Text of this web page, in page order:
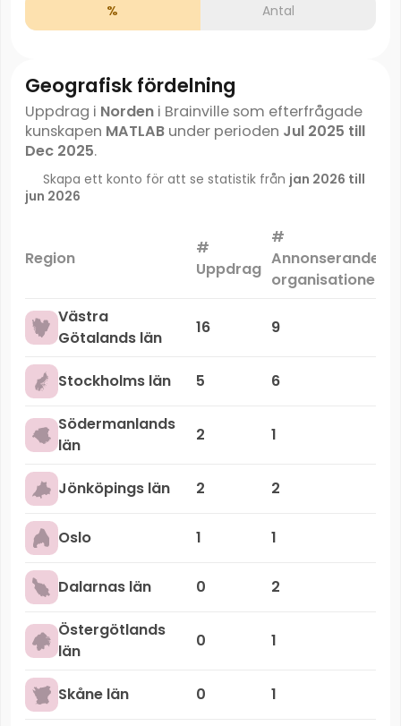
% Antal
Geografisk fördelning
Uppdrag i Nordeni Brainville som efterfrågade
kunskapen MATLABunder perioden Jul 2025 till
Dec 2025.
Skapa ett konto för att se statistik från jan 2026 till
jun 2026
Region
#
Uppdrag
#
Annonserande
organisationer
Västra
Götalands län
16 9
Stockholms län 5 6
Södermanlands
län
2 1
Jönköpings län 2 2
Oslo 1 1
Dalarnas län 0 2
Östergötlands
län
0 1
Skåne län 0 1